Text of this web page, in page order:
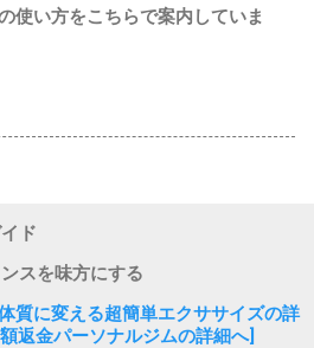
使い方をこちらで案内していま
ド
スを味方にする
質に変える超簡単エクササイズの詳
返金パーソナルジムの詳細へ]